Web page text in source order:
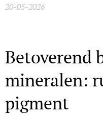
20-05-2026
Betoverend
mineralen:
pigment